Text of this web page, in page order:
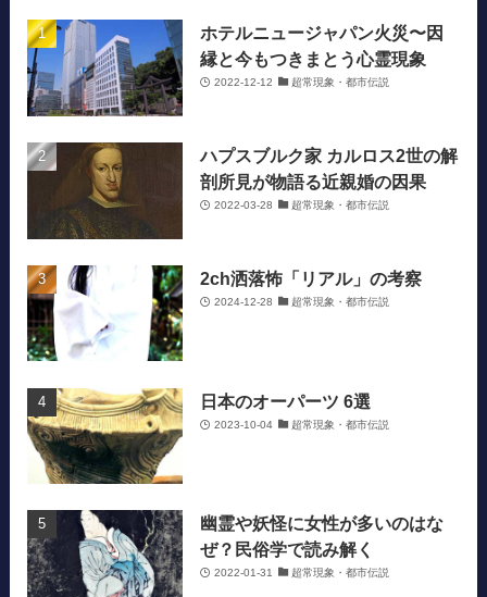
ホテルニュージャパン火災〜因
縁と今もつきまとう心霊現象
2022-12-12 超常現象・都市伝説
ハプスブルク家 カルロス2世の解
剖所見が物語る近親婚の因果
2022-03-28 超常現象・都市伝説
2ch洒落怖「リアル」の考察
2024-12-28 超常現象・都市伝説
日本のオーパーツ 6選
2023-10-04 超常現象・都市伝説
幽霊や妖怪に女性が多いのはな
ぜ？民俗学で読み解く
2022-01-31 超常現象・都市伝説